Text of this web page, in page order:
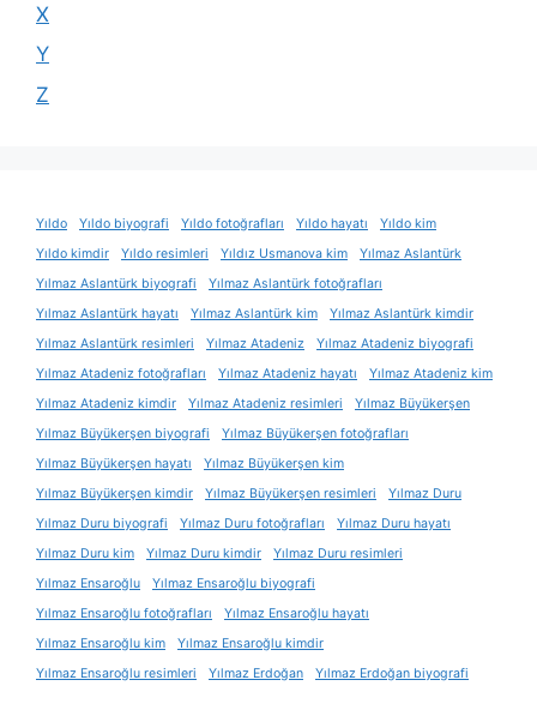
X
Y
Z
Yıldo Yıldo biyografi Yıldo fotoğrafları Yıldo hayatı
Yıldo kim
Yıldo kimdir
Yıldo resimleri Yıldız Usmanova kim
Yılmaz Aslantürk
Yılmaz Aslantürk biyografi
Yılmaz Aslantürk fotoğrafları
Yılmaz Aslantürk hayatı
Yılmaz Aslantürk kim
Yılmaz Aslantürk kimdir
Yılmaz Aslantürk resimleri
Yılmaz Atadeniz
Yılmaz Atadeniz biyografi
Yılmaz Atadeniz fotoğrafları
Yılmaz Atadeniz hayatı
Yılmaz Atadeniz kim
Yılmaz Atadeniz kimdir
Yılmaz Atadeniz resimleri
Yılmaz Büyükerşen
Yılmaz Büyükerşen biyografi
Yılmaz Büyükerşen fotoğrafları
Yılmaz Büyükerşen hayatı
Yılmaz Büyükerşen kim
Yılmaz Büyükerşen kimdir
Yılmaz Büyükerşen resimleri
Yılmaz Duru
Yılmaz Duru biyografi
Yılmaz Duru fotoğrafları
Yılmaz Duru hayatı
Yılmaz Duru kim
Yılmaz Duru kimdir
Yılmaz Duru resimleri
Yılmaz Ensaroğlu
Yılmaz Ensaroğlu biyografi
Yılmaz Ensaroğlu fotoğrafları
Yılmaz Ensaroğlu hayatı
Yılmaz Ensaroğlu kim
Yılmaz Ensaroğlu kimdir
Yılmaz Ensaroğlu resimleri
Yılmaz Erdoğan Yılmaz Erdoğan biyografi